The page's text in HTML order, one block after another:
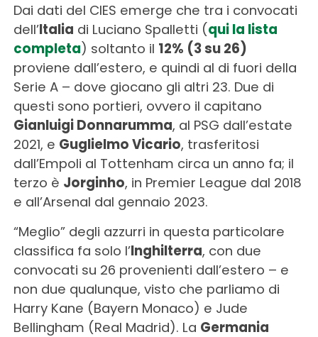
Dai dati del CIES emerge che tra i convocati
dell’Italia di Luciano Spalletti (qui la lista
completa) soltanto il 12% (3 su 26)
proviene dall’estero, e quindi al di fuori della
Serie A – dove giocano gli altri 23. Due di
questi sono portieri, ovvero il capitano
Gianluigi Donnarumma, al PSG dall’estate
2021, e Guglielmo Vicario, trasferitosi
dall’Empoli al Tottenham circa un anno fa; il
terzo è Jorginho, in Premier League dal 2018
e all’Arsenal dal gennaio 2023.
“Meglio” degli azzurri in questa particolare
classifica fa solo l’Inghilterra, con due
convocati su 26 provenienti dall’estero – e
non due qualunque, visto che parliamo di
Harry Kane (Bayern Monaco) e Jude
Bellingham (Real Madrid). La Germania